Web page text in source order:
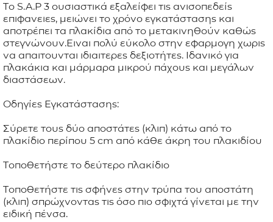
ΚΑΤΑΛΟΓΟΣ
BLOG
ΕΠΙΚΟΙΝΩΝΙΑ
Το S.A.P 3 ουσιαστικά εξαλείφει τις ανισοπεδείς
επιφανειες, μειώνει το χρόνο εγκατάστασης και
αποτρέπει τα πλακίδια από το μετακινηθούν καθώς
στεγνώνουν.Ειναι πολύ εύκολο στην εφαρμογη χωρις
να απαιτουνται ιδιαιτερες δεξιοτήτες. Ιδανικό για
πλακάκια και μάρμαρα μικρού πάχους και μεγάλων
διαστάσεων.
Οδηγίες Εγκατάστασης:
Σύρετε τους δύο αποστάτες (κλιπ) κάτω από το
πλακίδιο περίπου 5 cm από κάθε άκρη του πλακιδίου
Τοποθετήστε το δεύτερο πλακίδιο
Τοποθετήστε τις σφήνες στην τρύπα του αποστάτη
(κλιπ) σπρώχνοντας τις όσο πιο σφιχτά γίνεται με την
ειδική πένσα.